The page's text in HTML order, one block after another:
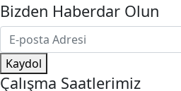
Bizden Haberdar Olun
Kaydol
Çalışma Saatlerimiz